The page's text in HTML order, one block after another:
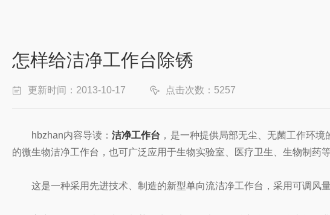
怎样给洁净工作台除锈
更新时间：2013-10-17 点击次数：5257
hbzhan内容导读：洁净工作台 ，是一种提供局部无尘、无菌工作环
的微生物洁净工作台，也可广泛应用于生物实验室、医疗卫生、生物制药
这是一种采用先进技术、制造的新型单向流洁净工作台，采用可调风量